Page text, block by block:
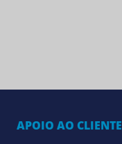
APOIO AO CLIENTE